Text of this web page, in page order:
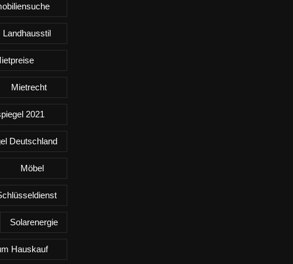
Landhausstil
Mietrecht
2021
Deutschland
Möbel
Solarenergie
Hauskauf